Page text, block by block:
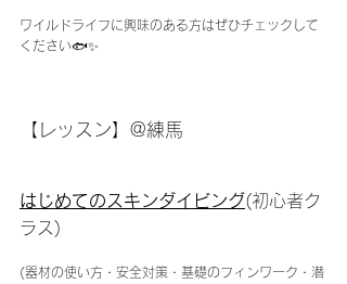
ワイルドライフに興味のある方はぜひチェックして
ください🐟✨
【レッスン】@練馬
はじめてのスキンダイビング(初心者ク
ラス)
(器材の使い方・安全対策・基礎のフィンワーク・潜